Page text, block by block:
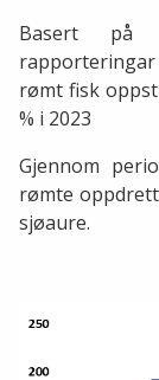
Basert på
rømt fisk
% i 2023
Gjennom
rømte
sjøaure.